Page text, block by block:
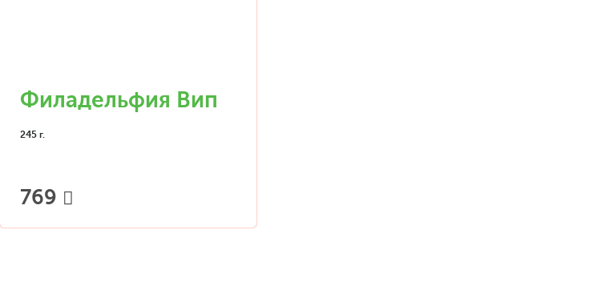
Филадельфия Вип
245 г.
769